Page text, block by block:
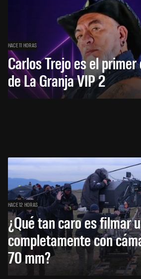
HACE 11 HORAS
Carlos Trejo es el
de La Granja VIP 2
HACE 12 HORAS
¿Qué tan caro es filmar
completamente con
70 mm?